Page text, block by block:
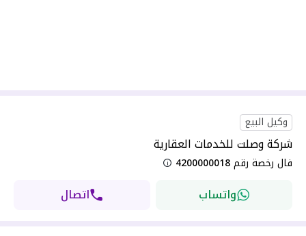
وكيل البيع
شركة وصلت للخدمات العقارية
فال رخصة رقم4200000018
واتساب اتصال